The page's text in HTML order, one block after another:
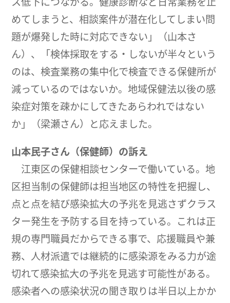
めてしまうと、相談案件が潜在化してしまい問
題が爆発した時に対応できない」（山本さ
ん）、「検体採取をする・しないが半々という
のは、検査業務の集中化で検査できる保健所が
減っているのではないか。地域保健法以後の感
染症対策を疎かにしてきたあらわれではない
か」（梁瀬さん）と応えました。
山本民子さん（保健師）の訴え
江東区の保健相談センターで働いている。地
区担当制の保健師は担当地区の特性を把握し、
点と点を結び感染拡大の予兆を見逃さずクラス
ター発生を予防する目を持っている。これは正
規の専門職員だからできる事で、応援職員や兼
務、人材派遣では継続的に感染源をみる力が途
切れて感染拡大の予兆を見逃す可能性がある。
感染者への感染状況の聞き取りは半日以上かか